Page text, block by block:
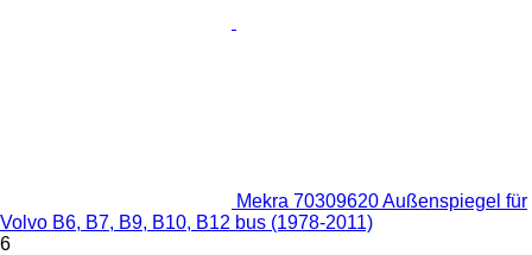
Mekra 70309620 Außenspiegel für
Volvo B6, B7, B9, B10, B12 bus (1978-2011)
6